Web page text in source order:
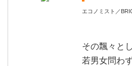
エコノミスト／
その飄々と
若男女問わ